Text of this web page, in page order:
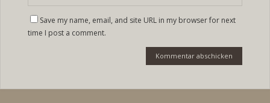
Save my name, email, and site URL in my browser for next
time I post a comment.